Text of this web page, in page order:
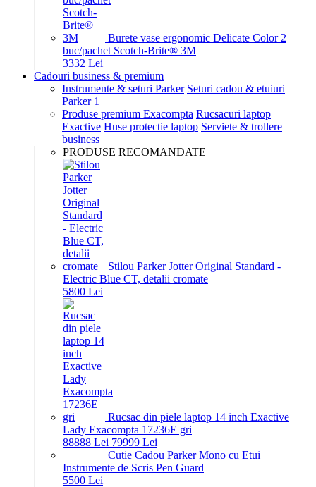
Burete vase ergonomic Delicate Color 2
buc/pachet Scotch-Brite® 3M
3332 Lei
Cadouri business & premium
Instrumente & seturi Parker Seturi cadou & etuiuri
Parker 1
Produse premium Exacompta Rucsacuri laptop
Exactive Huse protectie laptop Serviete & trollere
business
PRODUSE RECOMANDATE
Stilou Parker Jotter Original Standard -
Electric Blue CT, detalii cromate
5800 Lei
Rucsac din piele laptop 14 inch Exactive
Lady Exacompta 17236E gri
88888 Lei 79999 Lei
Cutie Cadou Parker Mono cu Etui
Instrumente de Scris Pen Guard
5500 Lei